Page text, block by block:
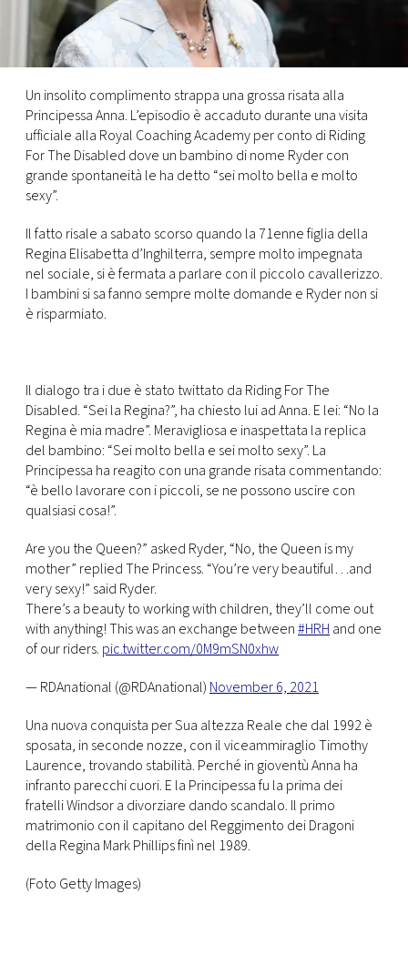
PRINCIPATO
DI
MONACO
RMC
CONSIGLIA
Un insolito complimento strappa una grossa risata alla
Principessa Anna. L’episodio è accaduto durante una visita
ufficiale alla Royal Coaching Academy per conto di Riding
For The Disabled dove un bambino di nome Ryder con
grande spontaneità le ha detto “sei molto bella e molto
sexy”.
Il fatto risale a sabato scorso quando la 71enne figlia della
Regina Elisabetta d’Inghilterra, sempre molto impegnata
nel sociale, si è fermata a parlare con il piccolo cavallerizzo.
I bambini si sa fanno sempre molte domande e Ryder non si
è risparmiato.
Il dialogo tra i due è stato twittato da Riding For The
Disabled. “Sei la Regina?”, ha chiesto lui ad Anna. E lei: “No la
Regina è mia madre”. Meravigliosa e inaspettata la replica
del bambino: “Sei molto bella e sei molto sexy”. La
Principessa ha reagito con una grande risata commentando:
“è bello lavorare con i piccoli, se ne possono uscire con
qualsiasi cosa!”.
Are you the Queen?” asked Ryder, “No, the Queen is my
mother” replied The Princess. “You’re very beautiful…and
very sexy!” said Ryder.
There’s a beauty to working with children, they’ll come out
with anything! This was an exchange between#HRH and one
of our riders. pic.twitter.com/0M9mSN0xhw
— RDAnational (@RDAnational) November 6, 2021
Una nuova conquista per Sua altezza Reale che dal 1992 è
sposata, in seconde nozze, con il viceammiraglio Timothy
Laurence, trovando stabilità. Perché in gioventù Anna ha
infranto parecchi cuori. E la Principessa fu la prima dei
fratelli Windsor a divorziare dando scandalo. Il primo
matrimonio con il capitano del Reggimento dei Dragoni
della Regina Mark Phillips finì nel 1989.
(Foto Getty Images)